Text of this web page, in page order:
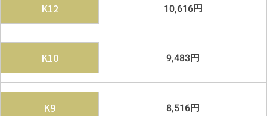
K12 10,616円
K10 9,483円
K9 8,516円